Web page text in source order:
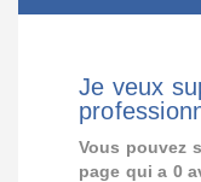
Je veux
Vous pouvez
page qui a 0